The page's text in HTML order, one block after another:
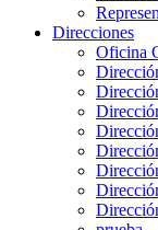
Direcciones
Oficina